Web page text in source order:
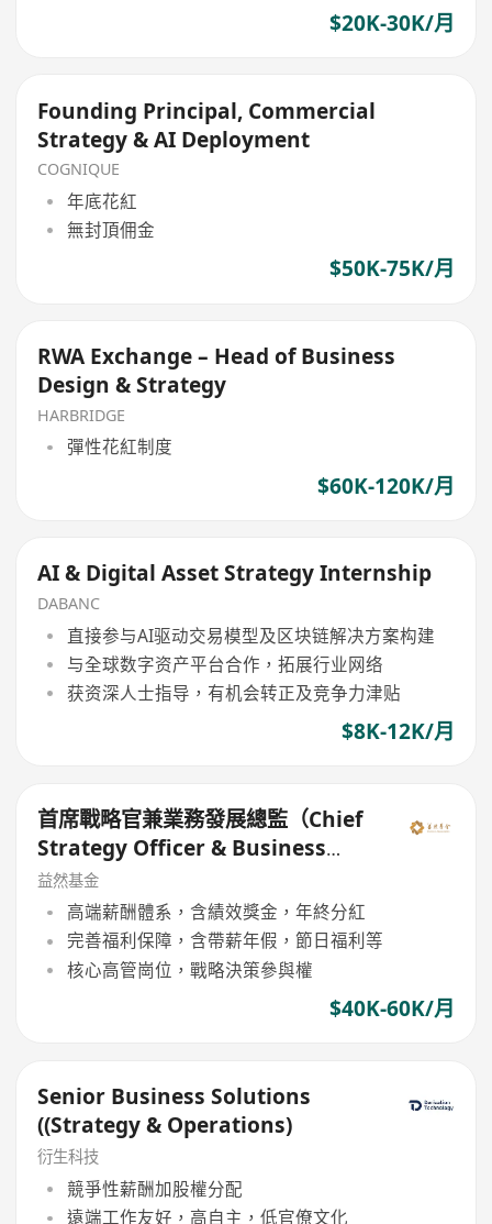
$20K-30K/月
Founding Principal, Commercial
Strategy & AI Deployment
COGNIQUE
年底花紅
無封頂佣金
$50K-75K/月
RWA Exchange – Head of Business
Design & Strategy
HARBRIDGE
彈性花紅制度
$60K-120K/月
AI & Digital Asset Strategy Internship
DABANC
直接参与AI驱动交易模型及区块链解决方案构建
与全球数字资产平台合作，拓展行业网络
获资深人士指导，有机会转正及竞争力津贴
$8K-12K/月
首席戰略官兼業務發展總監（Chief
Strategy Officer & Business
Development Director）
益然基金
高端薪酬體系，含績效獎金，年終分紅
完善福利保障，含帶薪年假，節日福利等
核心高管崗位，戰略決策參與權
$40K-60K/月
Senior Business Solutions
((Strategy & Operations)
衍生科技
競爭性薪酬加股權分配
遠端工作友好，高自主，低官僚文化